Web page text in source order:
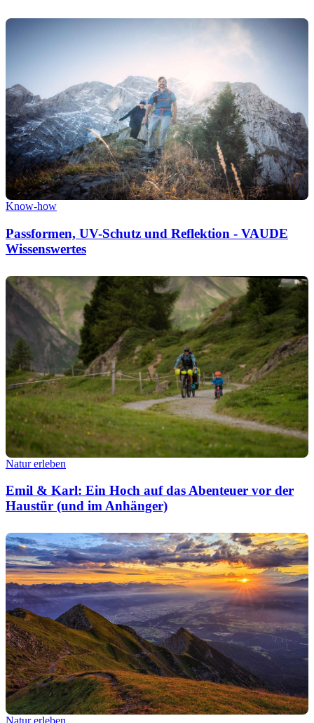
Know-how
Passformen, UV-Schutz und Reflektion - VAUDE
Wissenswertes
Natur erleben
Emil & Karl: Ein Hoch auf das Abenteuer vor der
Haustür (und im Anhänger)